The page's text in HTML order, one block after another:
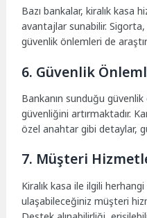
Bazı bankalar, kiralık kasa
avantajlar sunabilir.
güvenlik önlemleri de
6. Güvenlik
Bankanın sunduğu
güvenliğini artırmaktadır.
özel anahtar gibi detaylar,
7. Müşteri
Kiralık kasa ile ilgili
ulaşabileceğiniz müşteri